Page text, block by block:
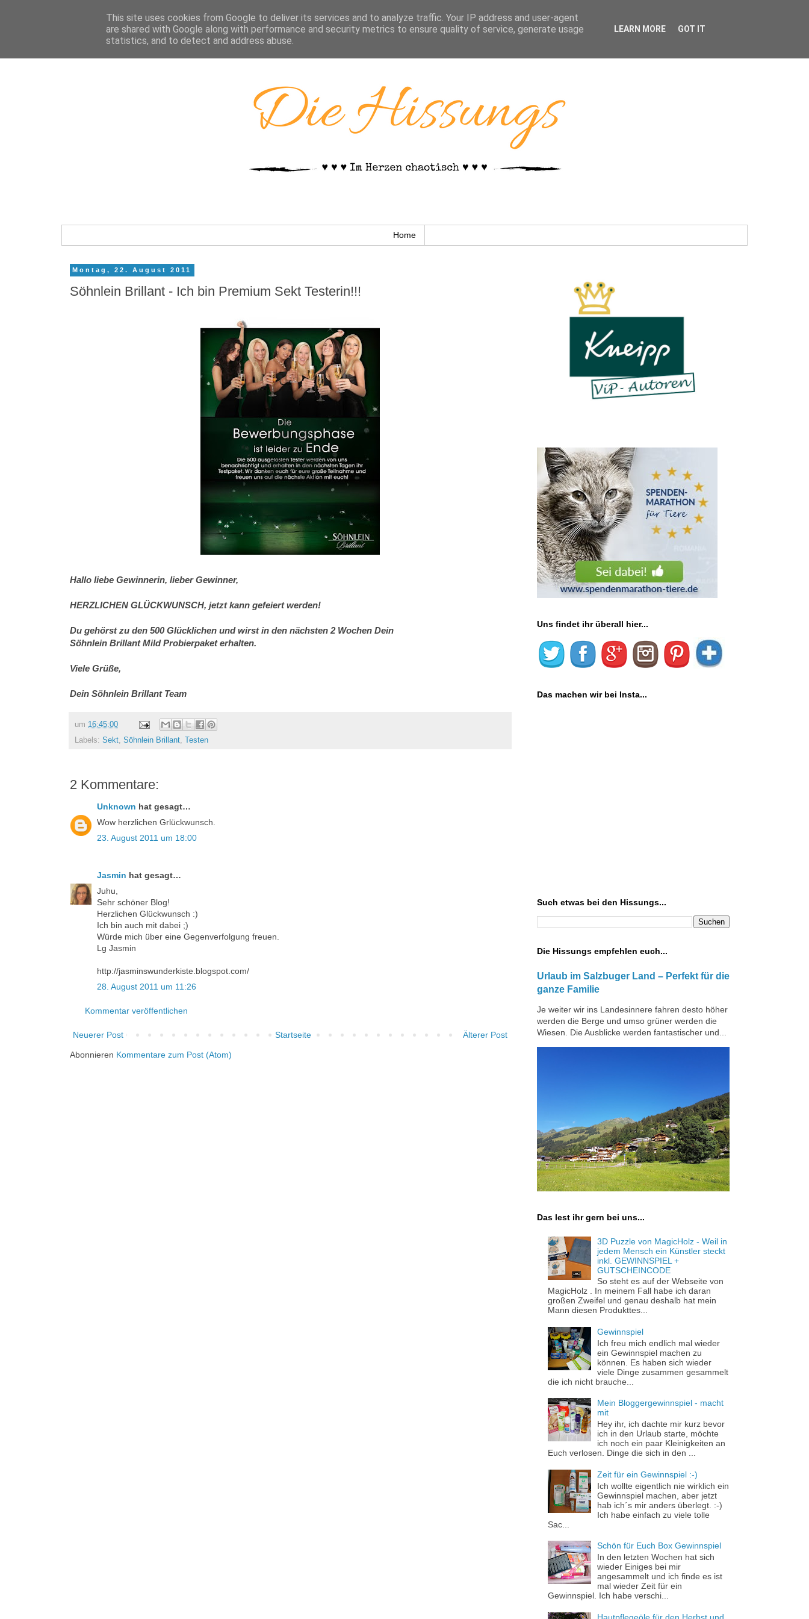
Home
Montag, 22. August 2011
Söhnlein Brillant - Ich bin Premium Sekt Testerin!!!
Hallo liebe Gewinnerin, lieber Gewinner,
HERZLICHEN GLÜCKWUNSCH, jetzt kann gefeiert werden!
Du gehörst zu den 500 Glücklichen und wirst in den nächsten 2 Wochen Dein
Söhnlein Brillant Mild Probierpaket erhalten.
Viele Grüße,
Dein Söhnlein Brillant Team
um 16:45:00
Labels: Sekt, Söhnlein Brillant, Testen
2 Kommentare:
Unknown hat gesagt…
Wow herzlichen Grlückwunsch.
23. August 2011 um 18:00
Jasmin hat gesagt…
Juhu,
Sehr schöner Blog!
Herzlichen Glückwunsch :)
Ich bin auch mit dabei ;)
Würde mich über eine Gegenverfolgung freuen.
Lg Jasmin
http://jasminswunderkiste.blogspot.com/
28. August 2011 um 11:26
Kommentar veröffentlichen
Neuerer Post Älterer Post
Startseite
Abonnieren Kommentare zum Post (Atom)
Uns findet ihr überall hier...
Das machen wir bei Insta...
Such etwas bei den Hissungs...
Die Hissungs empfehlen euch...
Urlaub im Salzbuger Land – Perfekt für die
ganze Familie
Je weiter wir ins Landesinnere fahren desto höher
werden die Berge und umso grüner werden die
Wiesen. Die Ausblicke werden fantastischer und...
Das lest ihr gern bei uns...
3D Puzzle von MagicHolz - Weil in
jedem Mensch ein Künstler steckt
inkl. GEWINNSPIEL +
GUTSCHEINCODE
So steht es auf der Webseite von
MagicHolz . In meinem Fall habe ich daran
großen Zweifel und genau deshalb hat mein
Mann diesen Produkttes...
Gewinnspiel
Ich freu mich endlich mal wieder
ein Gewinnspiel machen zu
können. Es haben sich wieder
viele Dinge zusammen gesammelt
die ich nicht brauche...
Mein Bloggergewinnspiel - macht
mit
Hey ihr, ich dachte mir kurz bevor
ich in den Urlaub starte, möchte
ich noch ein paar Kleinigkeiten an
Euch verlosen. Dinge die sich in den ...
Zeit für ein Gewinnspiel :-)
Ich wollte eigentlich nie wirklich ein
Gewinnspiel machen, aber jetzt
hab ich´s mir anders überlegt. :-)
Ich habe einfach zu viele tolle
Sac...
Schön für Euch Box Gewinnspiel
In den letzten Wochen hat sich
wieder Einiges bei mir
angesammelt und ich finde es ist
mal wieder Zeit für ein
Gewinnspiel. Ich habe verschi...
Hautpflegeöle für den Herbst und
This site uses cookies from Google to deliver its services and to analyze traffic. Your IP address and user-agent
are shared with Google along with performance and security metrics to ensure quality of service, generate usage
statistics, and to detect and address abuse.
LEARN MORE GOT IT